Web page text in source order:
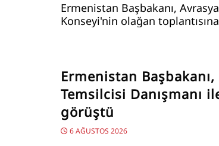
Ermenistan Başbakanı,
Konseyi'nin olağan
Ermenistan Başbakanı,
Temsilcisi Danışmanı
görüştü
6 AĞUSTOS 2026